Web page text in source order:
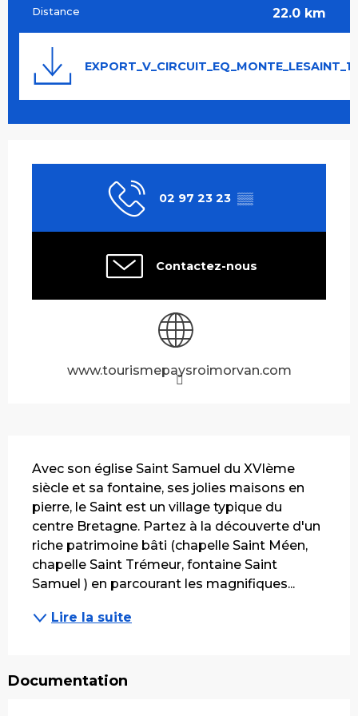
Distance 22.0 km
EXPORT_V_CIRCUIT_EQ_MONTE_LESAINT_1J
02 97 23 23 ▒▒
Contactez-nous
www.tourismepaysroimorvan.com
Avec son église Saint Samuel du XVIème
siècle et sa fontaine, ses jolies maisons en
pierre, le Saint est un village typique du
centre Bretagne. Partez à la découverte d'un
riche patrimoine bâti (chapelle Saint Méen,
chapelle Saint Trémeur, fontaine Saint
Samuel ) en parcourant les magnifiques...
Lire la suite
Documentation